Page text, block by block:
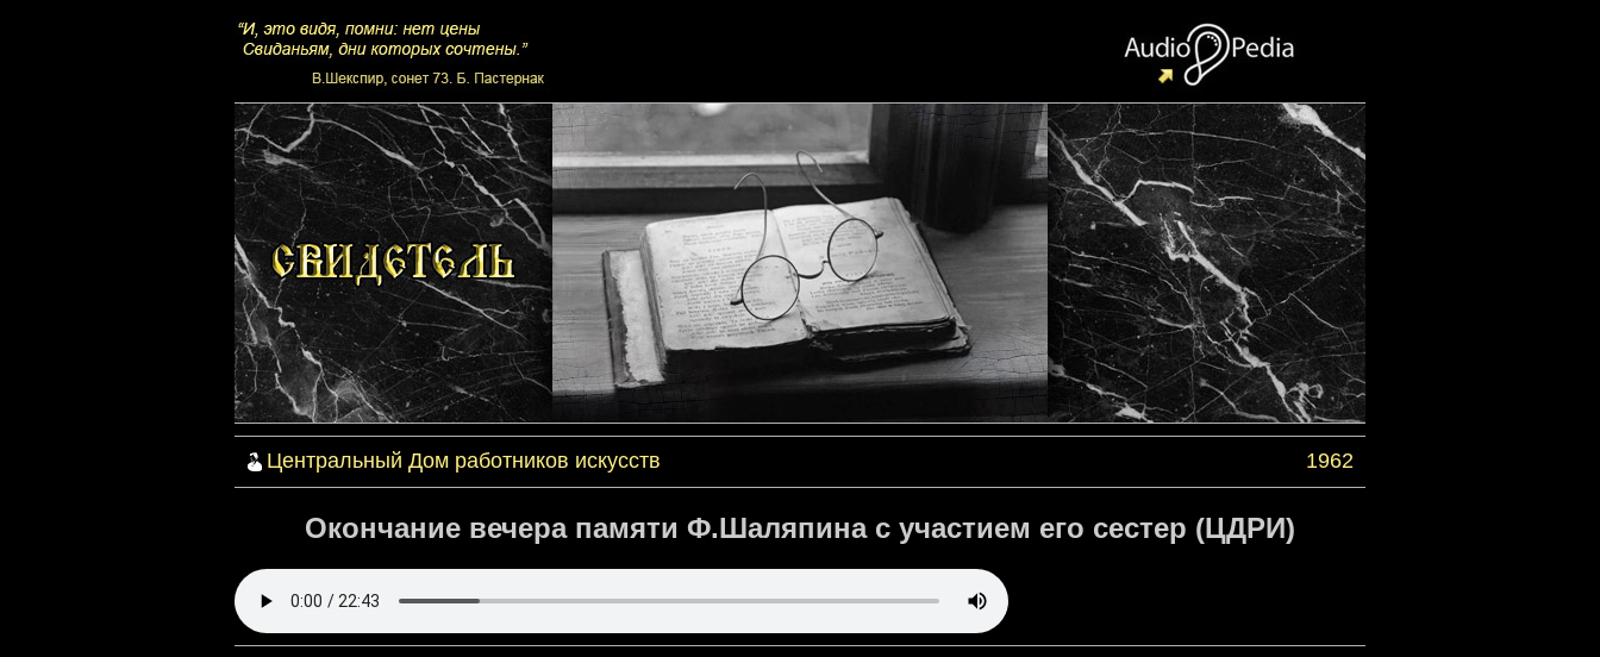
Центральный Дом работников искусств 1962
Окончание вечера памяти Ф.Шаляпина с участием его сестер (ЦДРИ)